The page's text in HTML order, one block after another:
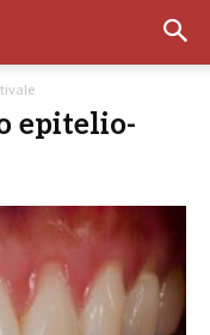
epitelio-